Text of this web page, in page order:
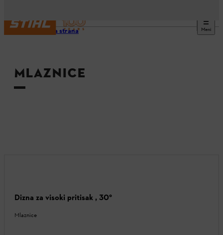
Meni
Početna strana
MLAZNICE
Dizna za visoki pritisak , 30°
Mlaznice